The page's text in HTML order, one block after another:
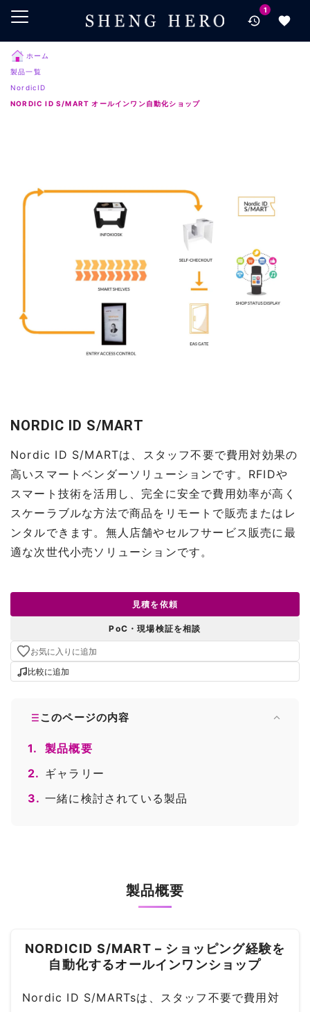
メインコンテンツにスキップ
検索にスキップ
フッターにスキップ
1
ホーム
製品一覧
NordicID
NORDIC ID S/MART オールインワン自動化ショップ
NORDIC ID S/MART
Nordic ID S/MARTは、スタッフ不要で費用対効果の
高いスマートベンダーソリューションです。RFIDや
スマート技術を活用し、完全に安全で費用効率が高く
スケーラブルな方法で商品をリモートで販売またはレ
ンタルできます。無人店舗やセルフサービス販売に最
適な次世代小売ソリューションです。
見積を依頼
PoC・現場検証を相談
お気に入りに追加
比較に追加
このページの内容
1.
製品概要
2. ギャラリー
3. 一緒に検討されている製品
製品概要
NORDICID S/MART – ショッピング経験を
自動化するオールインワンショップ
Nordic ID S/MARTsは、スタッフ不要で費用対